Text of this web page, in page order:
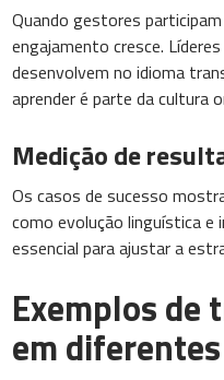
Quando gestores
engajamento cresce.
desenvolvem no idioma
aprender é parte da cultura
Medição de
Os casos de sucesso
como evolução linguística e
essencial para ajustar a
Exemplos de
em